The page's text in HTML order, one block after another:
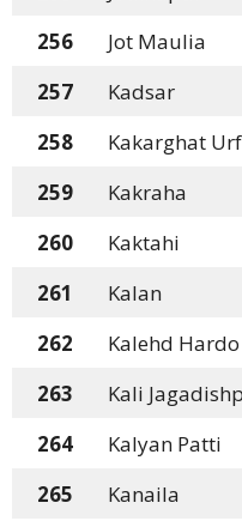
256
Jot Maulia
257
Kadsar
258
Kakarghat
259
Kakraha
260
Kaktahi
261
Kalan
262
Kalehd Hardo
263
Kali
264
Kalyan Patti
265
Kanaila